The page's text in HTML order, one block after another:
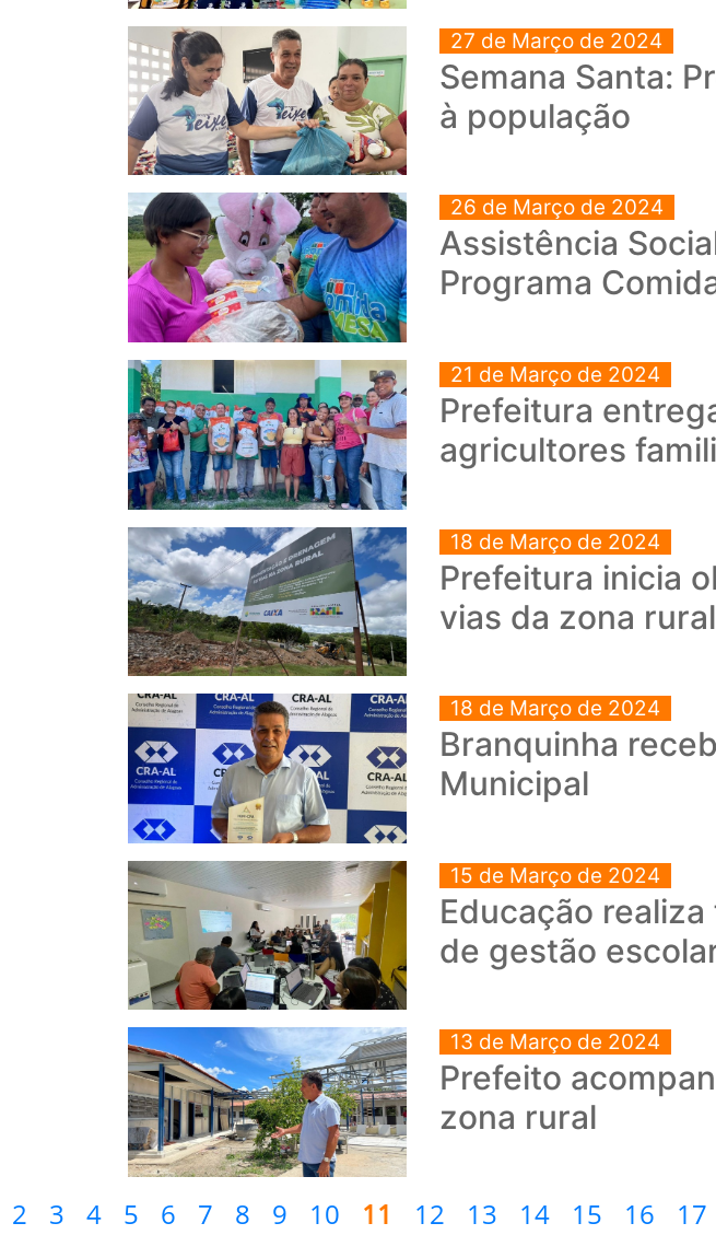
27 de Março de 2024
Semana Santa:
à população
26 de Março de 2024
Assistência
Programa
21 de Março de 2024
Prefeitura
agricultores
18 de Março de 2024
Prefeitura inicia
vias da zona rural
18 de Março de 2024
Branquinha
Municipal
15 de Março de 2024
Educação
de gestão
13 de Março de 2024
Prefeito
zona rural
2 3 4 5 6 7 8 9 10 11 12 13 14 15 16 17